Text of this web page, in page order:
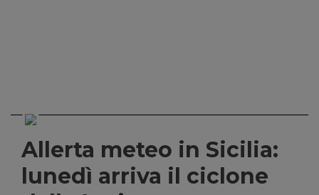
Allerta meteo in Sicilia:
lunedì arriva il ciclone